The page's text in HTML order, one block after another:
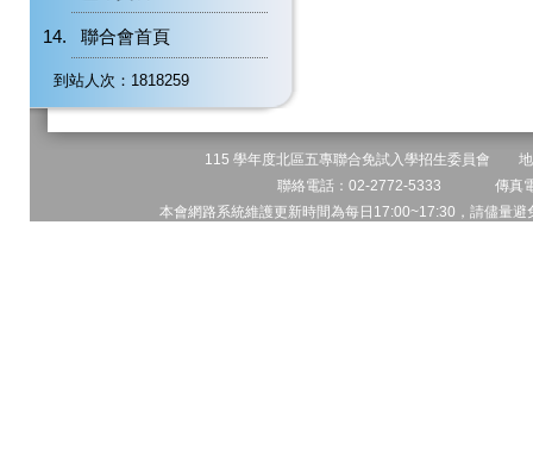
聯合會首頁
到站人次：1818259
115 學年度北區五專聯合免試入學招生委員會 地
聯絡電話：02-2772-5333 傳真
本會網路系統維護更新時間為每日17:00~17:30，請儘量